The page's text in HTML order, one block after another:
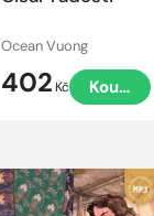
Ocean Vuong
402 Kč Koupit